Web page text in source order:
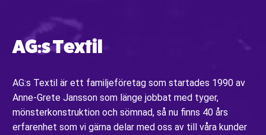
AG:s Textil
AG:s Textil är ett familjeföretag som startades 1990 av
Anne-Grete Jansson som länge jobbat med tyger,
mönsterkonstruktion och sömnad, så nu finns 40 års
erfarenhet som vi gärna delar med oss av till våra kunder